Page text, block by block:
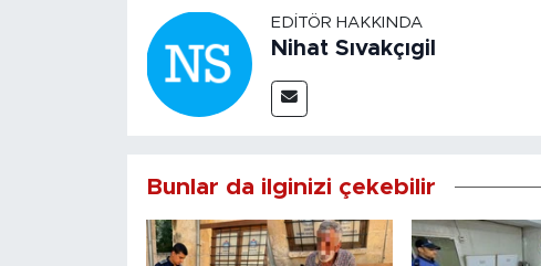
EDITÖR HAKKINDA
Nihat Sıvakçıgil
Bunlar da ilginizi çekebilir